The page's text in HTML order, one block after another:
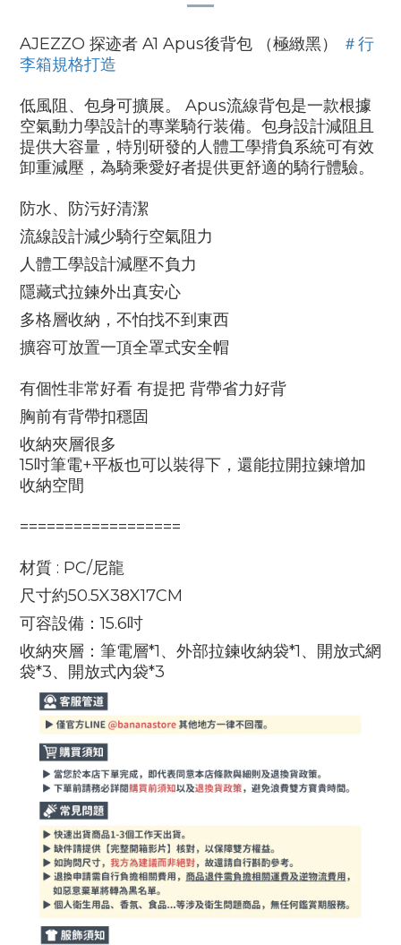
AJEZZO 探迹者 A1 Apus後背包 （極緻黑）
＃行
李箱規格打造
低風阻、包身可擴展。 Apus流線背包是一款根據
空氣動力學設計的專業騎行装備。包身設計減阻且
提供大容量，特別研發的人體工學揹負系統可有效
卸重減壓，為騎乘愛好者提供更舒適的騎行體驗。
防水、防污好清潔
流線設計減少騎行空氣阻力
人體工學設計減壓不負力
隱藏式拉鍊外出真安心
多格層收納，不怕找不到東西
擴容可放置一頂全罩式安全帽
有個性非常好看 有提把 背帶省力好背
胸前有背帶扣穩固
收納夾層很多
15吋筆電+平板也可以裝得下，還能拉開拉鍊增加
收納空間
==================
材質 : PC/尼龍
尺寸約50.5X38X17CM
可容設備：15.6吋
收納夾層：筆電層*1、外部拉鍊收納袋*1、開放式網
袋*3、開放式內袋*3